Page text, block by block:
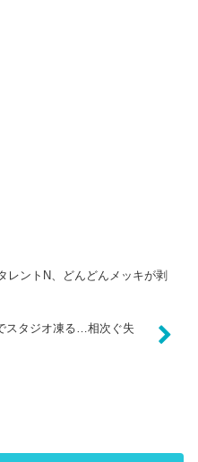
レントN、どんどんメッキが剥
スタジオ凍る…相次ぐ失